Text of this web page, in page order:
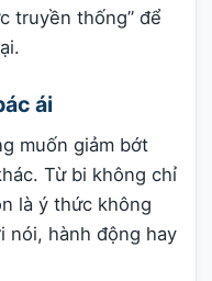
truyền thống” để
ái
muốn giảm bớt
Từ bi không chỉ
là ý thức không
nói, hành động hay